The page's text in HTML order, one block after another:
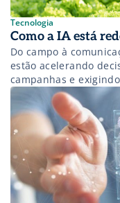
Tecnologia
Como a IA está
Do campo à
estão acelerando
campanhas e
profissionais do agro.